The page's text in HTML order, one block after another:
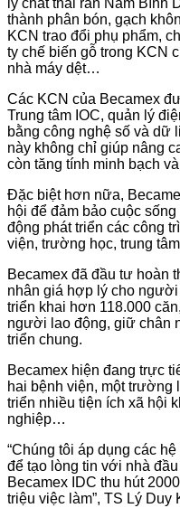
lý chất thải rắn Nam Bình
thành phân bón, gạch
KCN trao đổi phụ phẩm,
ty chế biến gỗ trong KCN
nhà máy dệt…
Các KCN của Becamex
Trung tâm IOC, quản lý
bằng công nghệ số và dữ
này không chỉ giúp nâng
còn tăng tính minh bạch
Đặc biệt hơn nữa,
hội để đảm bảo cuộc
động phát triển các công
viện, trường học, trung
Becamex đã đầu tư hoàn
nhân giá hợp lý cho
triển khai hơn 118.000
người lao động, giữ chân
triển chung.
Becamex hiện đang trực
hai bệnh viện, một trường
triển nhiều tiện ích xã hội
nghiệp…
“Chúng tôi áp dụng các
để tạo lòng tin với nhà
Becamex IDC thu hút
triệu việc làm”, TS Lý Duy